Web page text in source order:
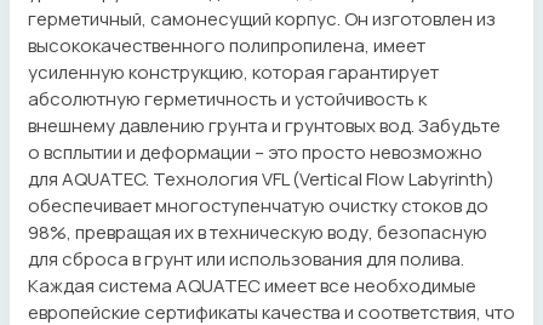
герметичный, самонесущий корпус. Он изготовлен из
высококачественного полипропилена, имеет
усиленную конструкцию, которая гарантирует
абсолютную герметичность и устойчивость к
внешнему давлению грунта и грунтовых вод. Забудьте
о всплытии и деформации – это просто невозможно
для AQUATEC. Технология VFL (Vertical Flow Labyrinth)
обеспечивает многоступенчатую очистку стоков до
98%, превращая их в техническую воду, безопасную
для сброса в грунт или использования для полива.
Каждая система AQUATEC имеет все необходимые
европейские сертификаты качества и соответствия, что